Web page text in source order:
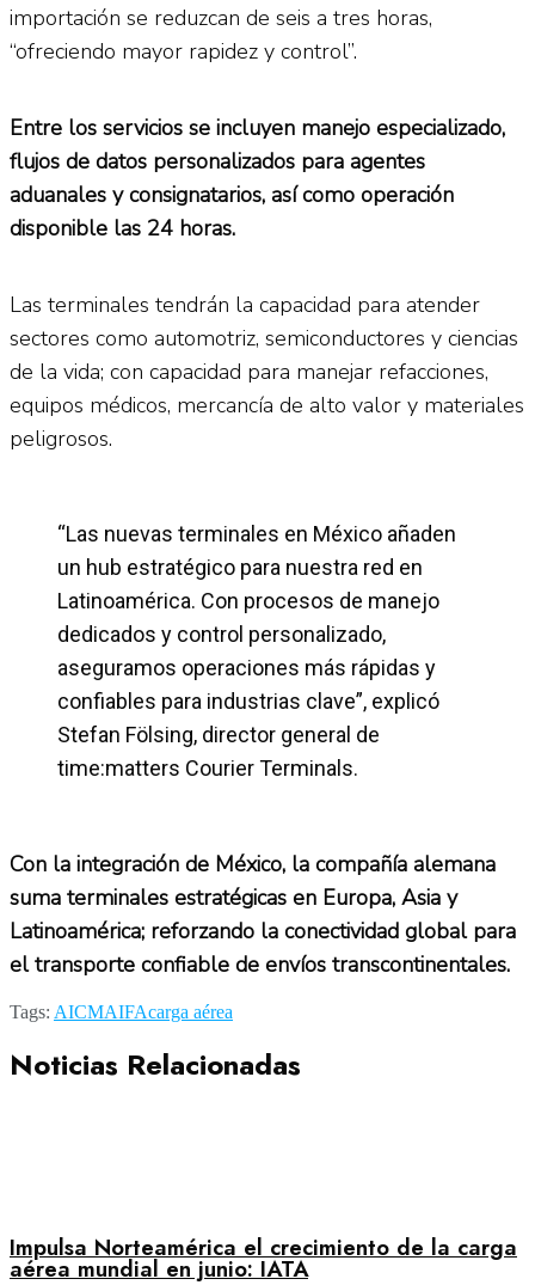
importación se reduzcan de seis a tres horas,
“ofreciendo mayor rapidez y control”.
Entre los servicios se incluyen manejo especializado,
flujos de datos personalizados para agentes
aduanales y consignatarios, así como operación
disponible las 24 horas.
Las terminales tendrán la capacidad para atender
sectores como automotriz, semiconductores y ciencias
de la vida; con capacidad para manejar refacciones,
equipos médicos, mercancía de alto valor y materiales
peligrosos.
“Las nuevas terminales en México añaden
un hub estratégico para nuestra red en
Latinoamérica. Con procesos de manejo
dedicados y control personalizado,
aseguramos operaciones más rápidas y
confiables para industrias clave”, explicó
Stefan Fölsing, director general de
time:matters Courier Terminals.
Con la integración de México, la compañía alemana
suma terminales estratégicas en Europa, Asia y
Latinoamérica; reforzando la conectividad global para
el transporte confiable de envíos transcontinentales.
Tags: AICMAIFAcarga aérea
Noticias Relacionadas
Impulsa Norteamérica el crecimiento de la carga
aérea mundial en junio: IATA